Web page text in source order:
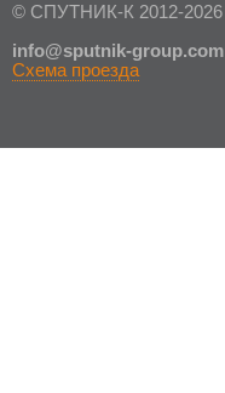
© СПУТНИК-К 2012-2026
info@sputnik-group.com
Схема проезда